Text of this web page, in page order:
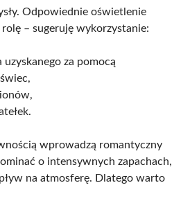
Odpowiednie oświetlenie
– sugeruję wykorzystanie:
uzyskanego za pomocą
wprowadzą romantyczny
o intensywnych zapachach,
na atmosferę. Dlatego warto